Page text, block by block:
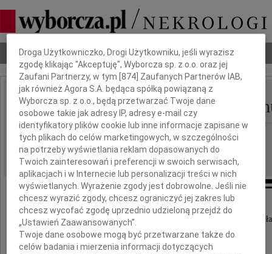
Nekrologi Odeszli Poradnik pogrzebowy
IMIĘ I NAZWISKO: Zofia Domańska Z
REGION: Warszawa
DATA EMISJI: 22.09.2009
Z ogromnym bólem zawiadamiamy,
że 17 września 2009 roku w wieku 98 lat zmarła
nasza ukochana Mama
Dbamy o Twoją prywatność
Droga Użytkowniczko, Drogi Użytkowniku, jeśli wyrazisz
zgodę klikając "Akceptuję", Wyborcza sp. z o.o. oraz jej
Zaufani Partnerzy, w tym [874 ] Zaufanych Partnerów IAB,
jak również Agora S.A. będąca spółką powiązaną z
Wyborcza sp. z o.o., będą przetwarzać Twoje dane
osobowe takie jak adresy IP, adresy e-mail czy
identyfikatory plików cookie lub inne informacje zapisane w
tych plikach do celów marketingowych, w szczególności
na potrzeby wyświetlania reklam dopasowanych do
Twoich zainteresowań i preferencji w swoich serwisach,
aplikacjach i w Internecie lub personalizacji treści w nich
wyświetlanych. Wyrażenie zgody jest dobrowolne. Jeśli nie
chcesz wyrazić zgody, chcesz ograniczyć jej zakres lub
chcesz wycofać zgodę uprzednio udzieloną przejdź do
„Ustawień Zaawansowanych”.
Twoje dane osobowe mogą być przetwarzane także do
celów badania i mierzenia informacji dotyczących